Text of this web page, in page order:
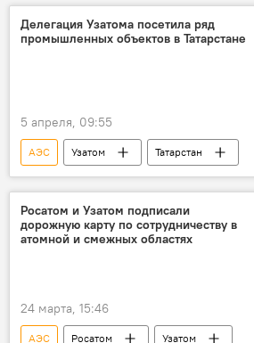
Иннопром-2026 в Ташкенте
Узбекистан
технологии
Делегация Узатома посетила ряд
промышленных объектов в Татарстане
5 апреля, 09:55
АЭС Узатом
Татарстан
Набережные Челны
атомная энергетика
Росатом и Узатом подписали
дорожную карту по сотрудничеству в
атомной и смежных областях
24 марта, 15:46
АЭС Росатом
Узатом